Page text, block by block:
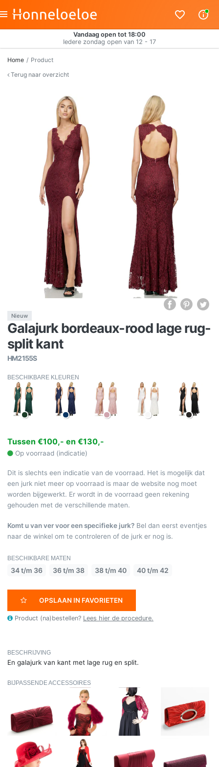
Vandaag open tot 18:00
Iedere zondag open van 12 - 17
Home
Product
Terug naar overzicht
Nieuw
Galajurk bordeaux-rood lage rug-
split kant
HM2155S
BESCHIKBARE KLEUREN
Tussen €100,- en €130,-
Op voorraad (indicatie)
Dit is slechts een indicatie van de voorraad. Het is mogelijk dat
een jurk niet meer op voorraad is maar de website nog moet
worden bijgewerkt. Er wordt in de voorraad geen rekening
gehouden met de verschillende maten.
Komt u van ver voor een specifieke jurk? Bel dan eerst eventjes
naar de winkel om te controleren of de jurk er nog is.
BESCHIKBARE MATEN
34 t/m 36 36 t/m 38 38 t/m 40 40 t/m 42
OPSLAAN IN FAVORIETEN
Product (na)bestellen? Lees hier de procedure.
BESCHRIJVING
En galajurk van kant met lage rug en split.
BIJPASSENDE ACCESSOIRES